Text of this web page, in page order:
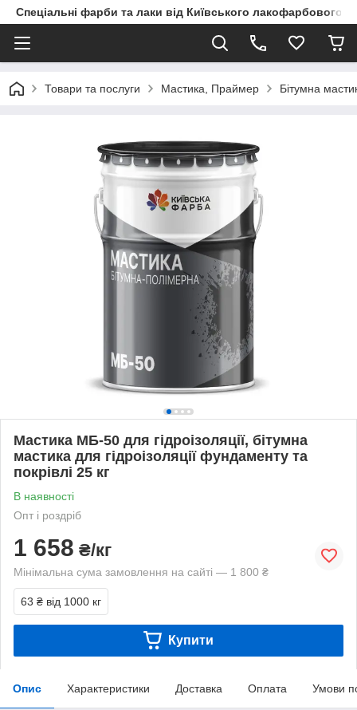
Спеціальні фарби та лаки від Київського
Товари та послуги Мастика, Праймер Бітумна
Мастика МБ-50 для гідроізоляції, бітумна
мастика для гідроізоляції фундаменту та
покрівлі 25 кг
В наявності
Опт і роздріб
1 658 ₴/кг
Мінімальна сума замовлення на сайті — 1 800 ₴
63 ₴ від 1000 кг
Купити
Опис Характеристики Доставка Оплата Умови